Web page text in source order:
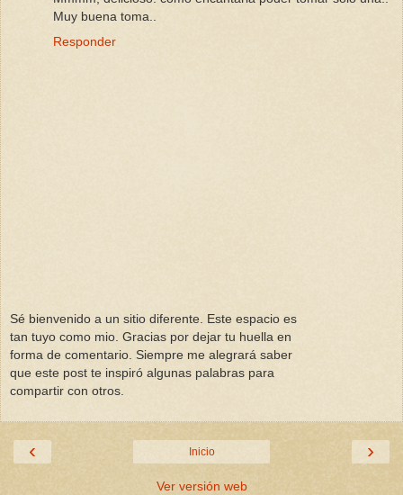
Muy buena toma..
Responder
Sé bienvenido a un sitio diferente. Este espacio es
tan tuyo como mio. Gracias por dejar tu huella en
forma de comentario. Siempre me alegrará saber
que este post te inspiró algunas palabras para
compartir con otros.
‹ ›
Inicio
Ver versión web